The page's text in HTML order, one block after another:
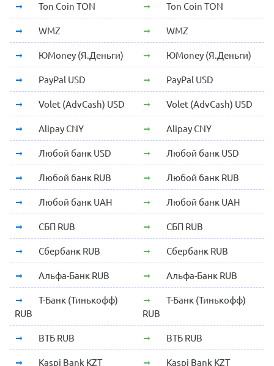
Ton Coin TON Ton Coin TON
WMZ WMZ
ЮMoney (Я.Деньги) ЮMoney (Я.Деньги)
PayPal USD PayPal USD
Volet (AdvCash) USD Volet (AdvCash) USD
Alipay CNY Alipay CNY
Любой банк USD Любой банк USD
Любой банк RUB Любой банк RUB
Любой банк UAH Любой банк UAH
СБП RUB СБП RUB
Сбербанк RUB Сбербанк RUB
Альфа-Банк RUB Альфа-Банк RUB
Т-Банк (Тинькофф)
RUB
Т-Банк (Тинькофф)
RUB
ВТБ RUB ВТБ RUB
Kaspi Bank KZT Kaspi Bank KZT